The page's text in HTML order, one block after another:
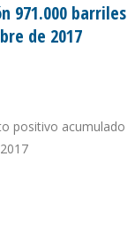
971.000 barriles
de 2017
positivo acumulado